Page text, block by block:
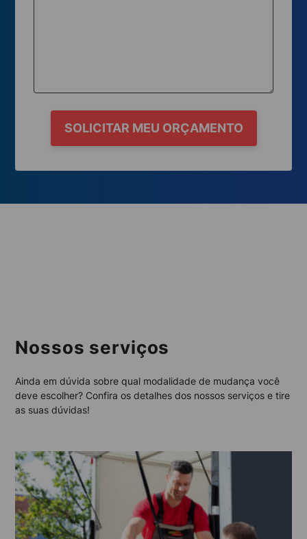
SOLICITAR MEU ORÇAMENTO
Nossos serviços
Ainda em dúvida sobre qual modalidade de mudança você
deve escolher? Confira os detalhes dos nossos serviços e tire
as suas dúvidas!